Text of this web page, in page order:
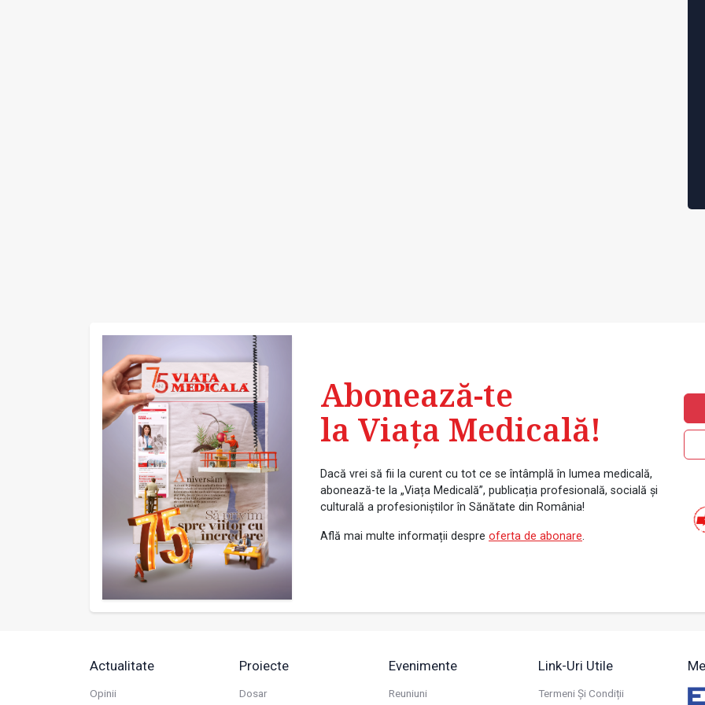
Abonează-te
la Viața Medicală!
Dacă vrei să fii la curent cu tot ce se întâmplă în lumea medicală,
abonează-te la „Viața Medicală”, publicația profesională, socială și
culturală a profesioniștilor în Sănătate din România!
Află mai multe informații despre oferta de abonare.
Actualitate
Opinii
Proiecte
Dosar
Evenimente
Reuniuni
Link-Uri Utile
Termeni Și Condiții